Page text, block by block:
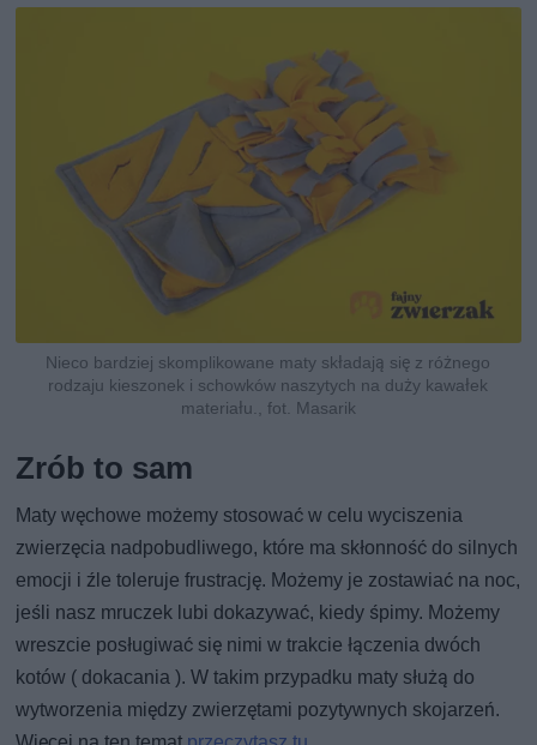
Nieco bardziej skomplikowane maty składają się z różnego
rodzaju kieszonek i schowków naszytych na duży kawałek
materiału., fot. Masarik
Zrób to sam
Maty węchowe możemy stosować w celu wyciszenia
zwierzęcia nadpobudliwego, które ma skłonność do silnych
emocji i źle toleruje frustrację. Możemy je zostawiać na noc,
jeśli nasz mruczek lubi dokazywać, kiedy śpimy. Możemy
wreszcie posługiwać się nimi w trakcie łączenia dwóch
kotów ( dokacania ). W takim przypadku maty służą do
wytworzenia między zwierzętami pozytywnych skojarzeń.